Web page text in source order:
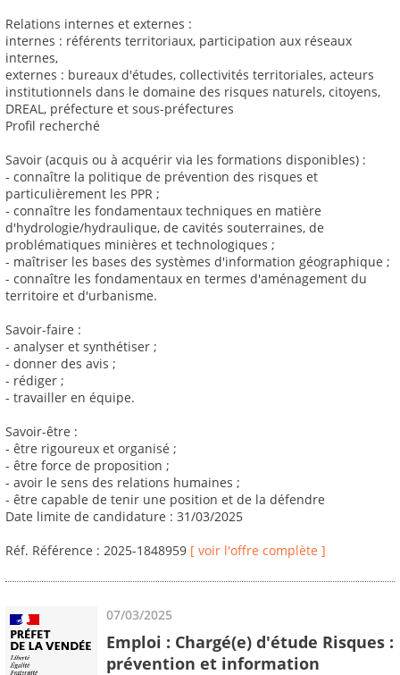
Relations internes et externes :
internes : référents territoriaux, participation aux réseaux
internes,
externes : bureaux d'études, collectivités territoriales, acteurs
institutionnels dans le domaine des risques naturels, citoyens,
DREAL, préfecture et sous-préfectures
Profil recherché
Savoir (acquis ou à acquérir via les formations disponibles) :
- connaître la politique de prévention des risques et
particulièrement les PPR ;
- connaître les fondamentaux techniques en matière
d'hydrologie/hydraulique, de cavités souterraines, de
problématiques minières et technologiques ;
- maîtriser les bases des systèmes d'information géographique ;
- connaître les fondamentaux en termes d'aménagement du
territoire et d'urbanisme.
Savoir-faire :
- analyser et synthétiser ;
- donner des avis ;
- rédiger ;
- travailler en équipe.
Savoir-être :
- être rigoureux et organisé ;
- être force de proposition ;
- avoir le sens des relations humaines ;
- être capable de tenir une position et de la défendre
Date limite de candidature : 31/03/2025
Réf. Référence : 2025-1848959 [ voir l'offre complète ]
07/03/2025
Emploi : Chargé(e) d'étude Risques :
prévention et information